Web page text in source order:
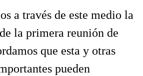
a través de este medio la
la primera reunión de
que esta y otras
pueden